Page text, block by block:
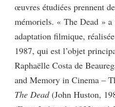
œuvres étudiées prennent
mémoriels. « The Dead » a
adaptation filmique,
1987, qui est l’objet
Raphaëlle Costa de
and Memory in Cinema –
The Dead(John Huston,